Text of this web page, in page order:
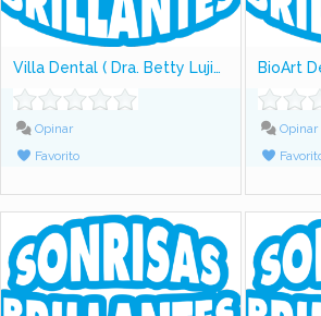
Villa Dental ( Dra. Betty Lujiao)
Opinar
Favorito
BioArt
Opinar